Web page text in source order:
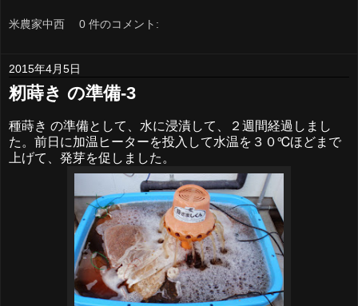
米農家中西 0 件のコメント:
2015年4月5日
籾蒔き の準備-3
種蒔き の準備として、水に浸漬して、２週間経過しまし
た。前日に加温ヒーターを投入して水温を３０℃ほどまで
上げて、発芽を促しました。